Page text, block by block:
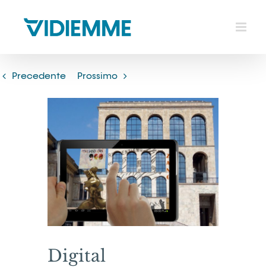
contenuto
Precedente Prossimo
Digital